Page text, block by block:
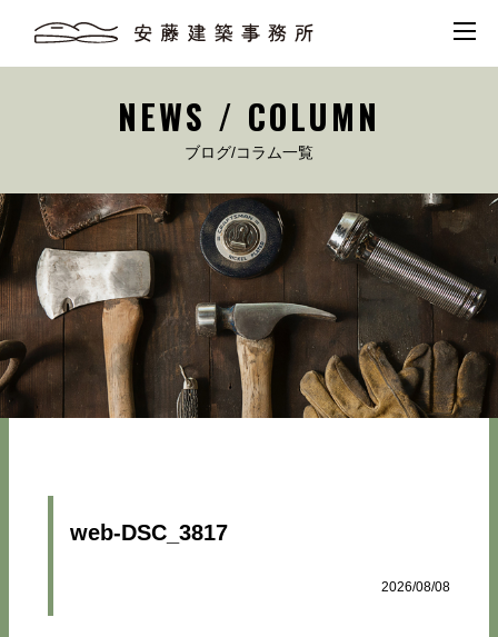
NEWS / COLUMN
ブログ/コラム一覧
web-DSC_3817
2026/08/08